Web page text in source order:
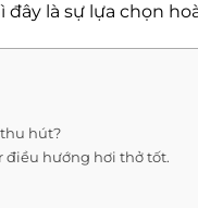
là sự lựa chọn
thu hút?
điều hướng hơi thở tốt.